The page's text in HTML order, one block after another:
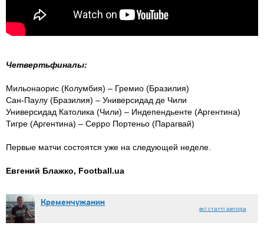
Четвертьфиналы:
Мильонаорис (Колумбия) – Гремио (Бразилия)
Сан-Паулу (Бразилия) – Универсидад де Чили
Универсидад Католика (Чили) – Индепендьенте (Аргентина)
Тигре (Аргентина) – Серро Портеньо (Парагвай)
Первые матчи состоятся уже на следующей неделе.
Евгений Блажко, Football.ua
Кременчужанин
всі статті автора